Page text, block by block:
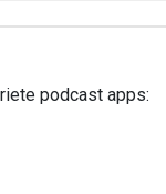
podcast apps: